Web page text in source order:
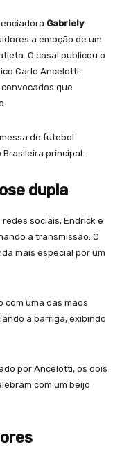
Gabriely
a emoção de um
O casal publicou o
Carlo Ancelotti
que
do futebol
principal.
dupla
sociais, Endrick e
a transmissão. O
mais especial por um
com uma das mãos
a barriga, exibindo
por Ancelotti, os dois
com um beijo